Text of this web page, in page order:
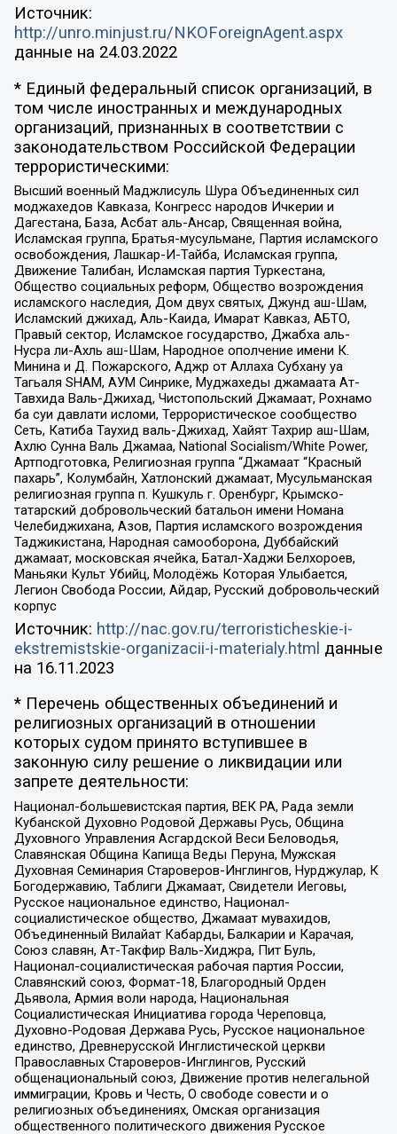
Источник:
http://unro.minjust.ru/NKOForeignAgent.aspx
данные на 24.03.2022
* Единый федеральный список организаций, в
том числе иностранных и международных
организаций, признанных в соответствии с
законодательством Российской Федерации
террористическими:
Высший военный Маджлисуль Шура Объединенных сил
моджахедов Кавказа, Конгресс народов Ичкерии и
Дагестана, База, Асбат аль-Ансар, Священная война,
Исламская группа, Братья-мусульмане, Партия исламского
освобождения, Лашкар-И-Тайба, Исламская группа,
Движение Талибан, Исламская партия Туркестана,
Общество социальных реформ, Общество возрождения
исламского наследия, Дом двух святых, Джунд аш-Шам,
Исламский джихад, Аль-Каида, Имарат Кавказ, АБТО,
Правый сектор, Исламское государство, Джабха аль-
Нусра ли-Ахль аш-Шам, Народное ополчение имени К.
Минина и Д. Пожарского, Аджр от Аллаха Субхану уа
Тагьаля SHAM, АУМ Синрике, Муджахеды джамаата Ат-
Тавхида Валь-Джихад, Чистопольский Джамаат, Рохнамо
ба суи давлати исломи, Террористическое сообщество
Сеть, Катиба Таухид валь-Джихад, Хайят Тахрир аш-Шам,
Ахлю Сунна Валь Джамаа, National Socialism/White Power,
Артподготовка, Религиозная группа “Джамаат “Красный
пахарь”, Колумбайн, Хатлонский джамаат, Мусульманская
религиозная группа п. Кушкуль г. Оренбург, Крымско-
татарский добровольческий батальон имени Номана
Челебиджихана, Азов, Партия исламского возрождения
Таджикистана, Народная самооборона, Дуббайский
джамаат, московская ячейка, Батал-Хаджи Белхороев,
Маньяки Культ Убийц, Молодёжь Которая Улыбается,
Легион Свобода России, Айдар, Русский добровольческий
корпус
Источник: http://nac.gov.ru/terroristicheskie-i-
ekstremistskie-organizacii-i-materialy.html данные
на 16.11.2023
* Перечень общественных объединений и
религиозных организаций в отношении
которых судом принято вступившее в
законную силу решение о ликвидации или
запрете деятельности:
Национал-большевистская партия, ВЕК РА, Рада земли
Кубанской Духовно Родовой Державы Русь, Община
Духовного Управления Асгардской Веси Беловодья,
Славянская Община Капища Веды Перуна, Мужская
Духовная Семинария Староверов-Инглингов, Нурджулар, К
Богодержавию, Таблиги Джамаат, Свидетели Иеговы,
Русское национальное единство, Национал-
социалистическое общество, Джамаат мувахидов,
Объединенный Вилайат Кабарды, Балкарии и Карачая,
Союз славян, Ат-Такфир Валь-Хиджра, Пит Буль,
Национал-социалистическая рабочая партия России,
Славянский союз, Формат-18, Благородный Орден
Дьявола, Армия воли народа, Национальная
Социалистическая Инициатива города Череповца,
Духовно-Родовая Держава Русь, Русское национальное
единство, Древнерусской Инглистической церкви
Православных Староверов-Инглингов, Русский
общенациональный союз, Движение против нелегальной
иммиграции, Кровь и Честь, О свободе совести и о
религиозных объединениях, Омская организация
общественного политического движения Русское